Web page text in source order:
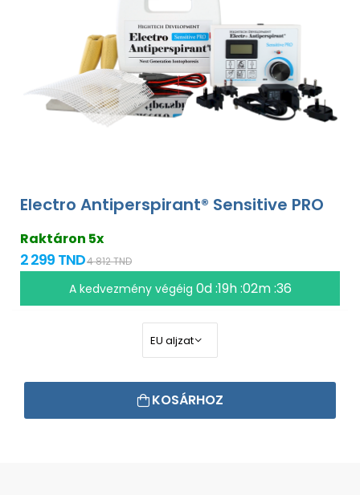
Electro Antiperspirant® Sensitive PRO
Raktáron 5x
2 299 TND4 812 TND
A kedvezmény végéig 0d :19h :02m :35
KOSÁRHOZ